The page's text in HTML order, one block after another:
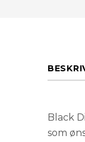
Black
som